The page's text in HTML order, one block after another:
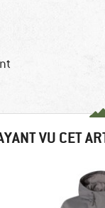
VU CET